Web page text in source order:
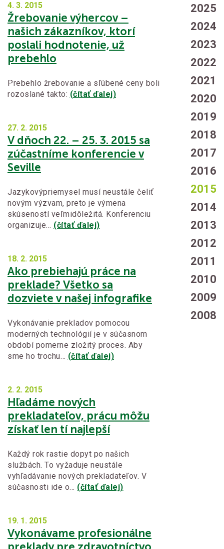
4. 3. 2015
Žrebovanie výhercov –
našich zákazníkov, ktorí
poslali hodnotenie, už
prebehlo
Prebehlo žrebovanie a sľúbené ceny boli
rozoslané takto: (čítať ďalej)
27. 2. 2015
V dňoch 22. – 25. 3. 2015 sa
zúčastníme konferencie v
Seville
Jazykovýpriemysel musí neustále čeliť
novým výzvam, preto je výmena
skúseností veľmidôležitá. Konferenciu
organizuje… (čítať ďalej)
18. 2. 2015
Ako prebiehajú práce na
preklade? Všetko sa
dozviete v našej infografike
Vykonávanie prekladov pomocou
moderných technológií je v súčasnom
období pomerne zložitý proces. Aby
sme ho trochu… (čítať ďalej)
2. 2. 2015
Hľadáme nových
prekladateľov, prácu môžu
získať len tí najlepší
Každý rok rastie dopyt po našich
službách. To vyžaduje neustále
vyhľadávanie nových prekladateľov. V
súčasnosti ide o… (čítať ďalej)
19. 1. 2015
Vykonávame profesionálne
2025
2024
2023
2022
2021
2020
2019
2018
2017
2016
2015
2014
2013
2012
2011
2010
2009
2008